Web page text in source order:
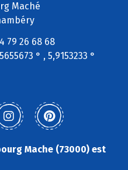
Maché
79 26 68 68
° , 5,9153233 °
Mache (73000) est